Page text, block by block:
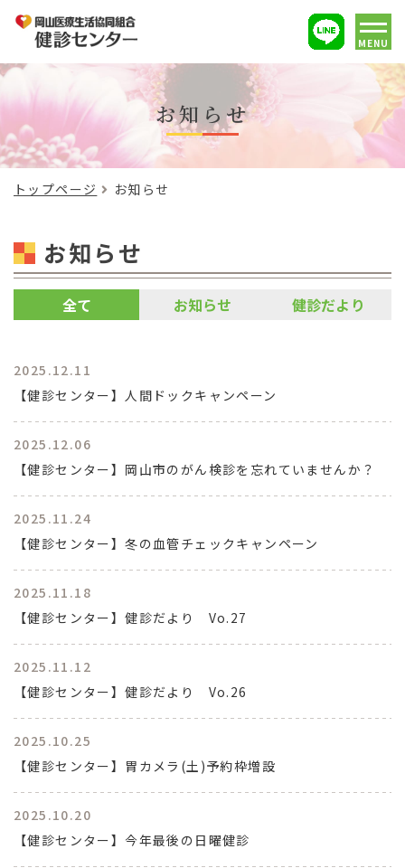
MENU
お知らせ
トップページ お知らせ
お知らせ
全て お知らせ 健診だより
2025.12.11
【健診センター】人間ドックキャンペーン
2025.12.06
【健診センター】岡山市のがん検診を忘れていませんか？
2025.11.24
【健診センター】冬の血管チェックキャンペーン
2025.11.18
【健診センター】健診だより Vo.27
2025.11.12
【健診センター】健診だより Vo.26
2025.10.25
【健診センター】胃カメラ(土)予約枠増設
2025.10.20
【健診センター】今年最後の日曜健診